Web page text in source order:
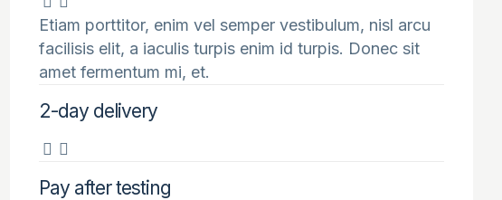
Etiam porttitor, enim vel semper vestibulum, nisl arcu
facilisis elit, a iaculis turpis enim id turpis. Donec sit
amet fermentum mi, et.
2-day delivery
Pay after testing